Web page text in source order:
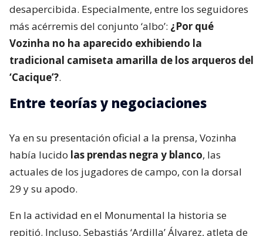
desapercibida. Especialmente, entre los seguidores
más acérremis del conjunto ‘albo’: ¿Por qué
Vozinha no ha aparecido exhibiendo la
tradicional camiseta amarilla de los arqueros del
‘Cacique’?.
Entre teorías y negociaciones
Ya en su presentación oficial a la prensa, Vozinha
había lucido las prendas negra y blanco, las
actuales de los jugadores de campo, con la dorsal
29 y su apodo.
En la actividad en el Monumental la historia se
repitió. Incluso, Sebastiás ‘Ardilla’ Álvarez, atleta de